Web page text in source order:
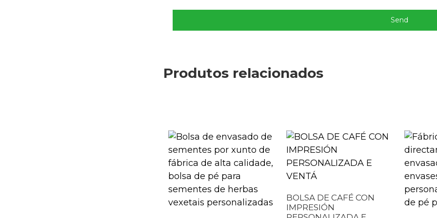
Send
Produtos relacionados
BOLSA DE CAFÉ CON
IMPRESIÓN